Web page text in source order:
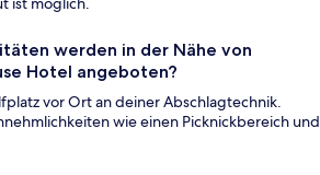
werden in der Nähe von
Hotel angeboten?
vor Ort an deiner Abschlagtechnik.
wie einen Picknickbereich und